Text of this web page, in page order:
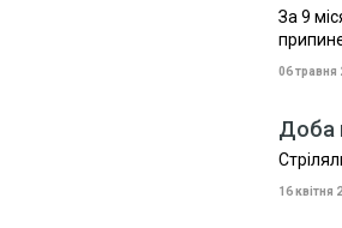
За 9
06 травня
Доба
16 квітня